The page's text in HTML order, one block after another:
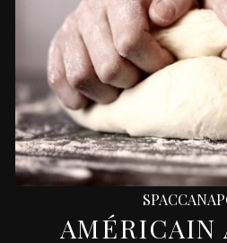
AMÉRICAIN